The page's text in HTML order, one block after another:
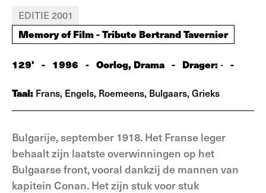
EDITIE 2001
Memory of Film - Tribute Bertrand Tavernier
129' - 1996 - Oorlog, Drama - Drager:- -
Taal: Frans, Engels, Roemeens, Bulgaars, Grieks
Bulgarije, september 1918. Het Franse leger
behaalt zijn laatste overwinningen op het
Bulgaarse front, vooral dankzij de mannen van
kapitein Conan. Het zijn stuk voor stuk